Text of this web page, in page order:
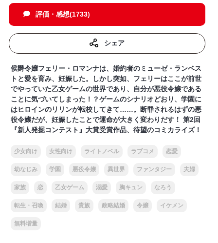
評価・感想(1733)
シェア
侯爵令嬢フェリー・ロマンナは、婚約者のミューゼ・ランベス
トと愛を育み、妊娠した。しかし突如、フェリーはここが前世
でやっていた乙女ゲームの世界であり、自分が悪役令嬢である
ことに気づいてしまった！？ゲームのシナリオどおり、学園に
はヒロインのリリンが転校してきて……。断罪されるはずの悪
役令嬢だが、妊娠したことで運命が大きく変わりだす！ 第2回
『新人発掘コンテスト』大賞受賞作品、待望のコミカライズ！
少女向け 女性向け ライトノベル ラブコメ 恋愛
幼なじみ 学園 悪役令嬢 異世界 ファンタジー 夫婦
家族 恋 乙女ゲーム 溺愛 胸キュン なろう
転生・召喚 結婚 貴族 政略結婚 令嬢 イケメン
無料増量